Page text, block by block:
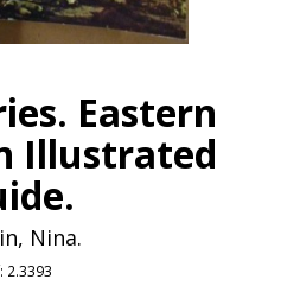
Eastern
Illustrated
Nina.
2.3393